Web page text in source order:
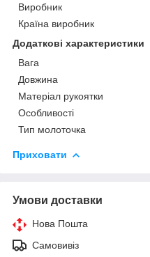
Виробник
Країна виробник
Додаткові характеристики
Вага
Довжина
Матеріал рукоятки
Особливості
Тип молоточка
Приховати
Умови доставки
Нова Пошта
Самовивіз